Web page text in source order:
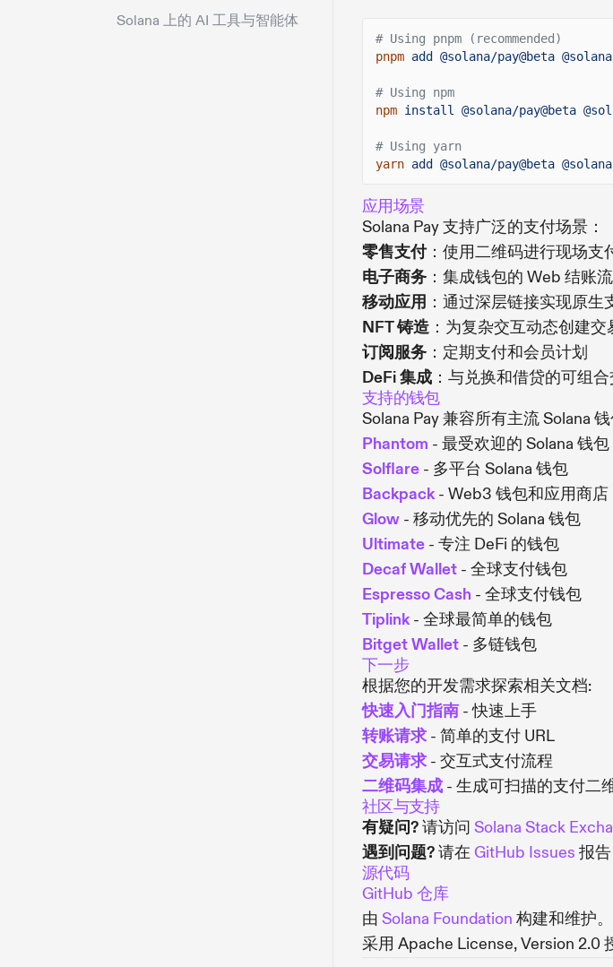
Solana 上的 AI 工具与智能体
# Using pnpm (recommended)
pnpm add @solana/pay@beta
# Using npm
npm install @solana/pay@beta
# Using yarn
yarn add @solana/pay@beta
应用场景
Solana Pay 支持广泛的支付场景：
零售支付：使用二维码进行现场支
电子商务 ：集成钱包的 Web 结账
移动应用 ：通过深层链接实现原生
NFT 铸造 ：为复杂交互动态创建交
订阅服务 ：定期支付和会员计划
DeFi 集成 ：与兑换和借贷的可组
支持的钱包
Solana Pay 兼容所有主流 Solana
Phantom - 最受欢迎的 Solana 钱包
Solflare - 多平台 Solana 钱包
Backpack- Web3 钱包和应用商店
Glow - 移动优先的 Solana 钱包
Ultimate - 专注 DeFi 的钱包
Decaf Wallet - 全球支付钱包
Espresso Cash - 全球支付钱包
Tiplink- 全球最简单的钱包
Bitget Wallet - 多链钱包
下一步
根据您的开发需求探索相关文档:
快速入门指南 - 快速上手
转账请求 - 简单的支付 URL
交易请求 - 交互式支付流程
二维码集成 - 生成可扫描的支付二
社区与支持
有疑问?请访问 Solana Stack
遇到问题?请在GitHub Issues 报告
源代码
GitHub 仓库
由 Solana Foundation 构建和维护。
采用 Apache License, Version 2.0